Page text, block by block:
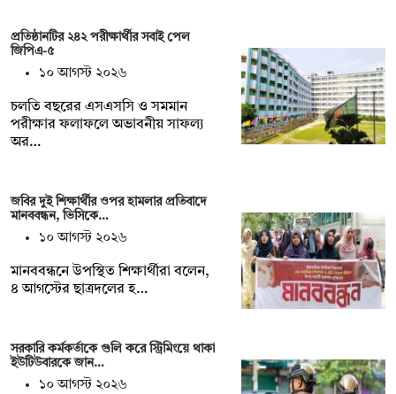
প্রতিষ্ঠানটির ২৪২ পরীক্ষার্থীর সবাই পেল
জিপিএ-৫
১০ আগস্ট ২০২৬
চলতি বছরের এসএসসি ও সমমান
পরীক্ষার ফলাফলে অভাবনীয় সাফল্য
অর…
জবির দুই শিক্ষার্থীর ওপর হামলার প্রতিবাদে
মানববন্ধন, ভিসিকে…
১০ আগস্ট ২০২৬
মানববন্ধনে উপস্থিত শিক্ষার্থীরা বলেন,
৪ আগস্টের ছাত্রদলের হ…
সরকারি কর্মকর্তাকে গুলি করে স্ট্রিমিংয়ে থাকা
ইউটিউবারকে জান…
১০ আগস্ট ২০২৬